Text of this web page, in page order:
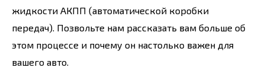
жидкости АКПП (автоматической коробки
передач). Позвольте нам рассказать вам больше об
этом процессе и почему он настолько важен для
вашего авто.